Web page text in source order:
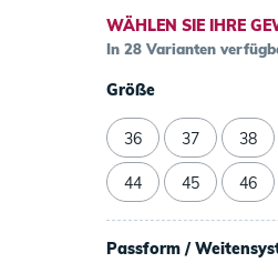
WÄHLEN SIE IHRE
In 28 Varianten
Größe
36 37 38
44 45 46
Passform /